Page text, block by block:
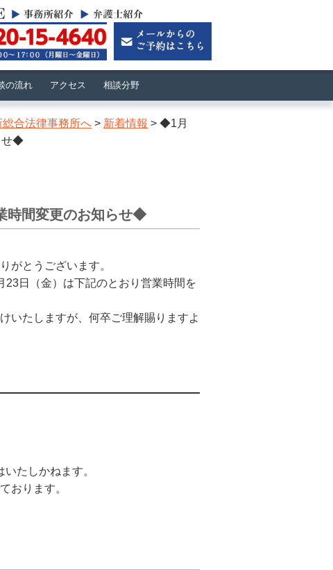
の流れ アクセス 相談分野
合法律事務所へ > 新着情報 > ◆1月
せ◆​
時間変更のお知らせ◆​
がとうございます。
23日（金）は​下記のとおり営業時間を
いたしますが、何卒ご理解賜りますよ
たしかねます。
おります。​